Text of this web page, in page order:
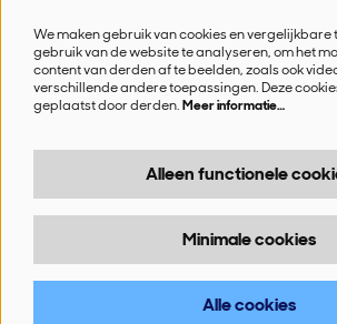
Schrijf je in voor onze
Ik wil nieuws!
Powered byCultureSuite
We maken gebruik van cookies en vergelijkbare
gebruik van de website te analyseren, om het
content van derden af te beelden, zoals ook
verschillende andere toepassingen. Deze
geplaatst door derden.Meer informatie…
Alleen functionele
Minimale cookies
Alle cookies